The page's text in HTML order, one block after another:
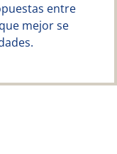
entre
mejor se